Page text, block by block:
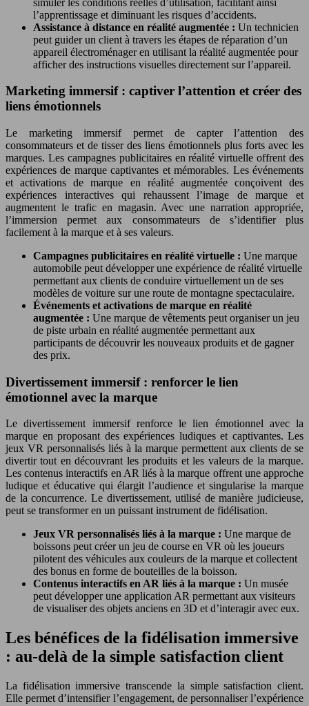
l’apprentissage et diminuant les risques d’accidents.
Assistance à distance en réalité augmentée : Un technicien
peut guider un client à travers les étapes de réparation d’un
appareil électroménager en utilisant la réalité augmentée pour
afficher des instructions visuelles directement sur l’appareil.
Marketing immersif : captiver l’attention et créer des
liens émotionnels
Le marketing immersif permet de capter l’attention des
consommateurs et de tisser des liens émotionnels plus forts avec les
marques. Les campagnes publicitaires en réalité virtuelle offrent des
expériences de marque captivantes et mémorables. Les événements
et activations de marque en réalité augmentée conçoivent des
expériences interactives qui rehaussent l’image de marque et
augmentent le trafic en magasin. Avec une narration appropriée,
l’immersion permet aux consommateurs de s’identifier plus
facilement à la marque et à ses valeurs.
Campagnes publicitaires en réalité virtuelle : Une marque
automobile peut développer une expérience de réalité virtuelle
permettant aux clients de conduire virtuellement un de ses
modèles de voiture sur une route de montagne spectaculaire.
Événements et activations de marque en réalité
augmentée : Une marque de vêtements peut organiser un jeu
de piste urbain en réalité augmentée permettant aux
participants de découvrir les nouveaux produits et de gagner
des prix.
Divertissement immersif : renforcer le lien
émotionnel avec la marque
Le divertissement immersif renforce le lien émotionnel avec la
marque en proposant des expériences ludiques et captivantes. Les
jeux VR personnalisés liés à la marque permettent aux clients de se
divertir tout en découvrant les produits et les valeurs de la marque.
Les contenus interactifs en AR liés à la marque offrent une approche
ludique et éducative qui élargit l’audience et singularise la marque
de la concurrence. Le divertissement, utilisé de manière judicieuse,
peut se transformer en un puissant instrument de fidélisation.
Jeux VR personnalisés liés à la marque : Une marque de
boissons peut créer un jeu de course en VR où les joueurs
pilotent des véhicules aux couleurs de la marque et collectent
des bonus en forme de bouteilles de la boisson.
Contenus interactifs en AR liés à la marque : Un musée
peut développer une application AR permettant aux visiteurs
de visualiser des objets anciens en 3D et d’interagir avec eux.
Les bénéfices de la fidélisation immersive
: au-delà de la simple satisfaction client
La fidélisation immersive transcende la simple satisfaction client.
Elle permet d’intensifier l’engagement, de personnaliser l’expérience